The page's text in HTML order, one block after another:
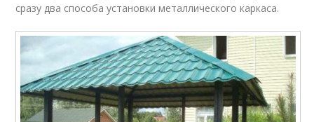
сразу два способа установки металлического каркаса.